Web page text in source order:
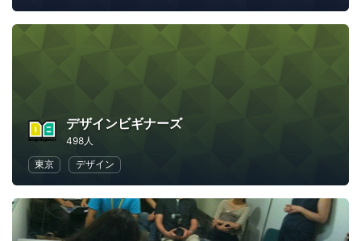
デザインビギナーズ
498人
東京
デザイン